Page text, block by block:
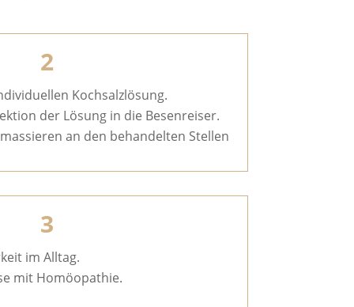
2
Kochsalzlösung.
der Lösung in die Besenreiser.
an den behandelten Stellen
3
im Alltag.
mit Homöopathie.